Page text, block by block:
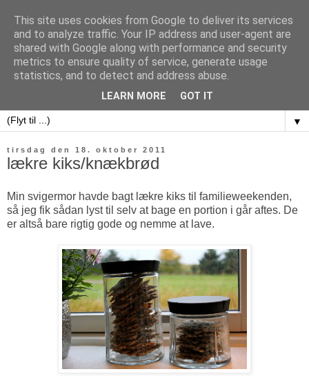
sweet potatoes
▼
tirsdag den 18. oktober 2011
lækre kiks/knækbrød
Min svigermor havde bagt lækre kiks til familieweekenden,
så jeg fik sådan lyst til selv at bage en portion i går aftes. De
er altså bare rigtig gode og nemme at lave.
This site uses cookies from Google to deliver its services
and to analyze traffic. Your IP address and user-agent are
shared with Google along with performance and security
metrics to ensure quality of service, generate usage
statistics, and to detect and address abuse.
LEARN MORE GOT IT